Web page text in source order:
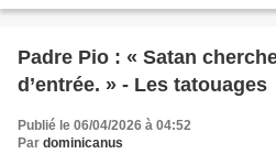
Padre Pio : « Satan
d’entrée. » - Les tatouages
Publié le 06/04/2026 à 04:52
Par dominicanus